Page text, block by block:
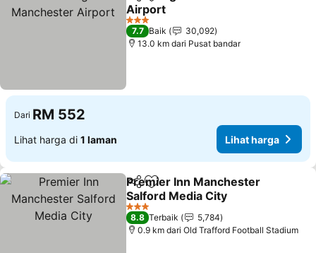
Airport
Lihat harga
3 Bintang
7.7 Baik
30,092
13.0 km dari Pusat bandar
Dari RM 552
Lihat harga di 1 laman Lihat harga
KongsiTambah ke favorit
Premier Inn Manchester
Salford Media City
Lihat harga
3 Bintang
8.8 Terbaik
5,784
0.9 km dari Old Trafford Football Stadium